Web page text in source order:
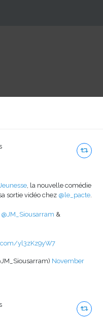
, la nouvelle comédie
sortie vidéo chez @le_pacte.
@JM_Siousarram &
yl3zKz9yW7
November